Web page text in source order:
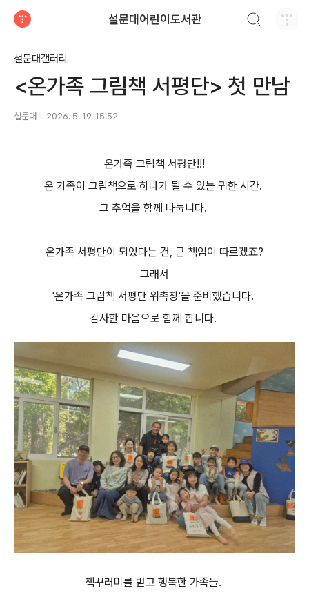
설문대어린이도서관
설문대갤러리
<온가족 그림책 서평단> 첫 만남
설문대 2026. 5. 19. 15:52
온가족 그림책 서평단!!!
온 가족이 그림책으로 하나가 될 수 있는 귀한 시간.
그 추억을 함께 나눕니다.
온가족 서평단이 되었다는 건, 큰 책임이 따르겠죠?
그래서
'온가족 그림책 서평단 위촉장'을 준비했습니다.
감사한 마음으로 함께 합니다.
책꾸러미를 받고 행복한 가족들.